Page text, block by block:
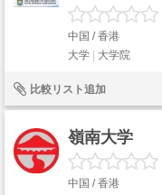
中国 / 香港
大学
大学院
比較リスト追加
嶺南大学
中国 / 香港